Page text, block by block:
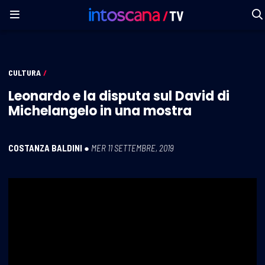
CULTURA /
Leonardo e la disputa sul David di
Michelangelo in una mostra
COSTANZA BALDINI ● MER 11 SETTEMBRE, 2019